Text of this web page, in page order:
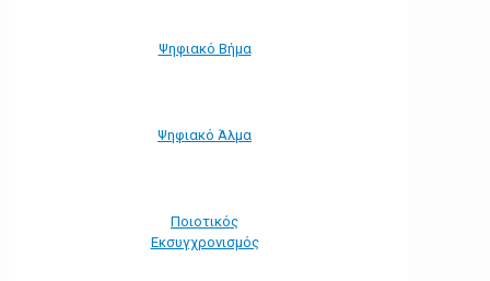
Ψηφιακό Βήμα
Ψηφιακό Άλμα
Ποιοτικός
Εκσυγχρονισμός